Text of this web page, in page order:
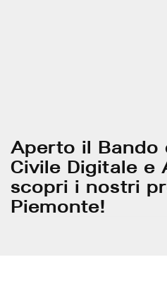
Aperto il Bando
Civile Digitale e
scopri i nostri
Piemonte!